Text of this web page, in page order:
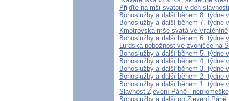
Přijďte na mši svatou v den
Bohoslužby a další během 8. týdne
Bohoslužby a další během 7. týdne
Kmotrovská mše svatá ve Vratěníně
Bohoslužby a další během 6. týdne
Lurdská pobožnost ve zvoničce na
Bohoslužby a další během 5. týdne
Bohoslužby a další během 4. týdne
Bohoslužby a další během 3. týdne
Bohoslužby a další během 2. týdne
Bohoslužby a další během 1. týdne
Slavnost Zjevení Páně -
Bohoslužby a další po Zjevení Páně